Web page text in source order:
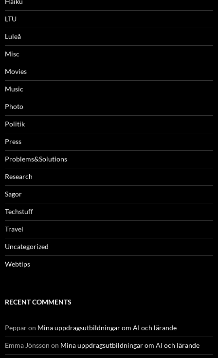
LTU
Luleå
Misc
Movies
Music
Photo
Politik
Press
Problems&Solutions
Research
Sagor
Techstuff
Travel
Uncategorized
Webtips
RECENT COMMENTS
Pepparon Mina uppdragsutbildningar om AI och lärande
Emma Jönsson on Mina uppdragsutbildningar om AI och lärande